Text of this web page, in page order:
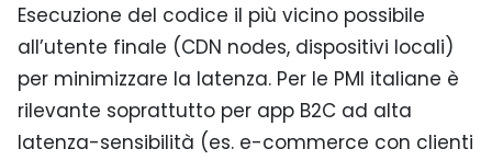
Esecuzione del codice il più vicino possibile
all’utente finale (CDN nodes, dispositivi locali)
per minimizzare la latenza. Per le PMI italiane è
rilevante soprattutto per app B2C ad alta
latenza-sensibilità (es. e-commerce con clienti